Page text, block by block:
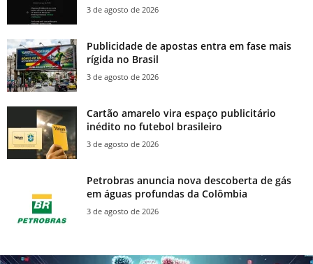
3 de agosto de 2026
Publicidade de apostas entra em fase mais
rígida no Brasil
3 de agosto de 2026
Cartão amarelo vira espaço publicitário
inédito no futebol brasileiro
3 de agosto de 2026
Petrobras anuncia nova descoberta de gás
em águas profundas da Colômbia
3 de agosto de 2026